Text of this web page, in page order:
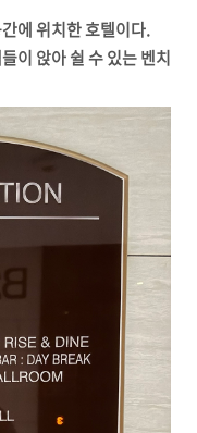
에 위치한 호텔이다.
이 앉아 쉴 수 있는 벤치